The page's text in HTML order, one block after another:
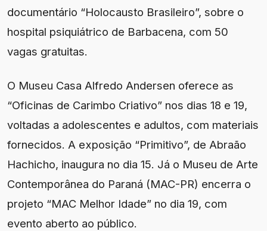
documentário “Holocausto Brasileiro”, sobre o
hospital psiquiátrico de Barbacena, com 50
vagas gratuitas.
O Museu Casa Alfredo Andersen oferece as
“Oficinas de Carimbo Criativo” nos dias 18 e 19,
voltadas a adolescentes e adultos, com materiais
fornecidos. A exposição “Primitivo”, de Abraão
Hachicho, inaugura no dia 15. Já o Museu de Arte
Contemporânea do Paraná (MAC-PR) encerra o
projeto “MAC Melhor Idade” no dia 19, com
evento aberto ao público.